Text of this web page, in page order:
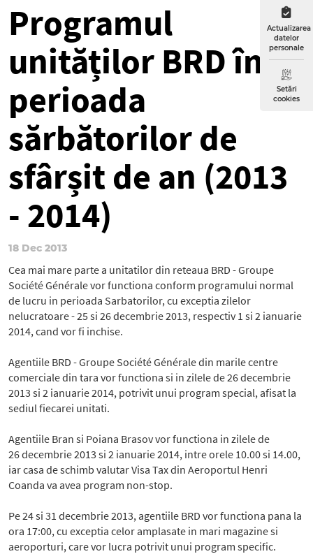
Actualizarea
datelor
personale
Setări
cookies
Programul
unităților BRD în
perioada
sărbătorilor de
sfârșit de an (2013
- 2014)
18 Dec 2013
Cea mai mare parte a unitatilor din reteaua BRD - Groupe
Société Générale vor functiona conform programului normal
de lucru in perioada Sarbatorilor, cu exceptia zilelor
nelucratoare - 25 si 26 decembrie 2013, respectiv 1 si 2 ianuarie
2014, cand vor fi inchise.
Agentiile BRD - Groupe Société Générale din marile centre
comerciale din tara vor functiona si in zilele de 26 decembrie
2013 si 2 ianuarie 2014, potrivit unui program special, afisat la
sediul fiecarei unitati.
Agentiile Bran si Poiana Brasov vor functiona in zilele de
26 decembrie 2013 si 2 ianuarie 2014, intre orele 10.00 si 14.00,
iar casa de schimb valutar Visa Tax din Aeroportul Henri
Coanda va avea program non-stop.
Pe 24 si 31 decembrie 2013, agentiile BRD vor functiona pana la
ora 17:00, cu exceptia celor amplasate in mari magazine si
aeroporturi, care vor lucra potrivit unui program specific.